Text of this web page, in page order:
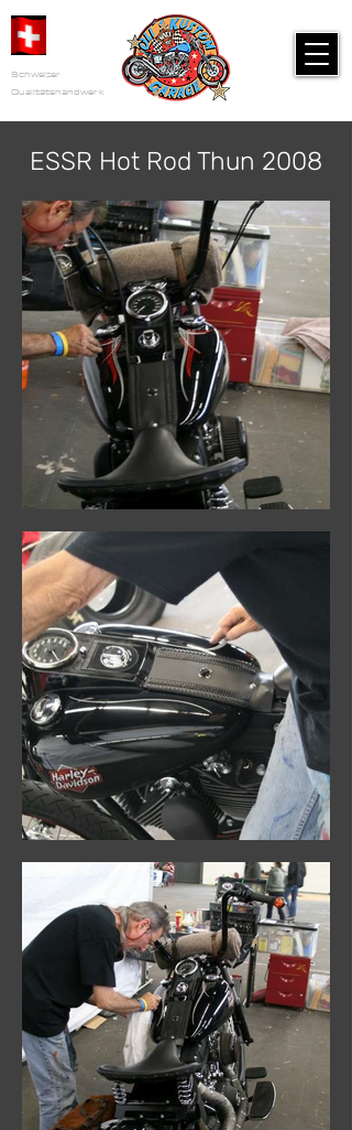
Schweizer
Qualitätshandwerk
ESSR Hot Rod Thun 2008